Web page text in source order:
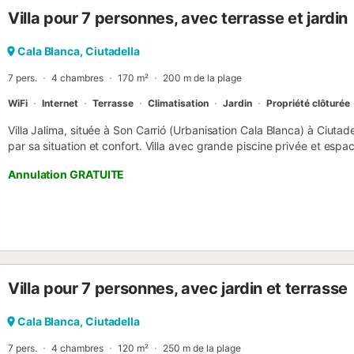
Villa pour 7 personnes, avec terrasse et jardin
Cala Blanca, Ciutadella
7 pers. 4 chambres 170 m² 200 m de la plage
WiFi Internet Terrasse Climatisation Jardin Propriété clôturée
Villa Jalima, située à Son Carrió (Urbanisation Cala Blanca) à
par sa situation et confort. Villa avec grande piscine privée et
particularité : la 4ème chambre se trouve au 1er étage, avec accès
grande terrasse. Jalima est à quelques mètres de la mer et de la
de sa gastronomie, et des meilleurs couchers de soleil de l'île.
Annulation GRATUITE
Villa pour 7 personnes, avec jardin et terrasse
Cala Blanca, Ciutadella
7 pers. 4 chambres 120 m² 250 m de la plage